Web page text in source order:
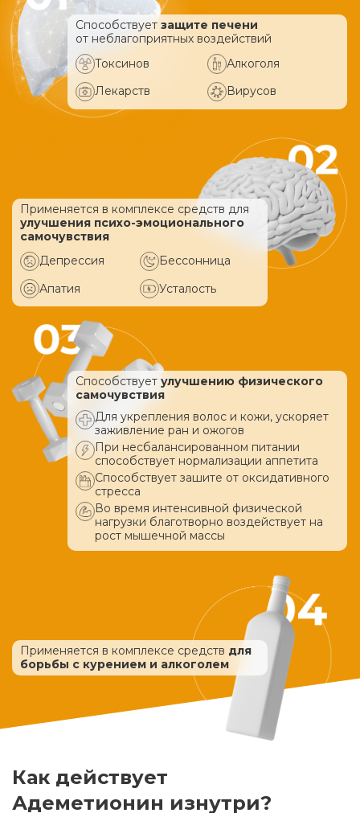
Способствует защите печени
от неблагоприятных воздействий
Токсинов
Алкоголя
Лекарств
Вирусов
Применяется в комплексе средств для
улучшения психо-эмоционального
самочувствия
Депрессия
Бессонница
Апатия
Усталость
Способствует улучшению физического
самочувствия
Для укрепления волос и кожи, ускоряет
заживление ран и ожогов
При несбалансированном питании
способствует нормализации аппетита
Способствует зашите от оксидативного
стресса
Во время интенсивной физической
нагрузки благотворно воздействует на
рост мышечной массы
Применяется в комплексе средств для
борьбы с курением и алкоголем
Как действует
Адеметионин изнутри?